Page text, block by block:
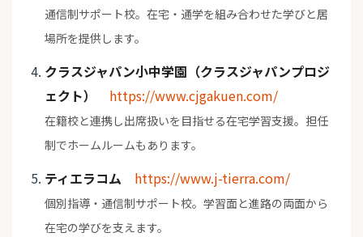
通信制サポート校。在宅・通学を組み合わせた学びと居
場所を提供します。
クラスジャパン小中学園（クラスジャパンプロジ
ェクト）
https://www.cjgakuen.com/
在籍校と連携し出席扱いを目指せる在宅学習支援。担任
制でホームルームもあります。
ティエラコム https://www.j-tierra.com/
個別指導・通信制サポート校。学習面と進路の両面から
在宅の学びを支えます。